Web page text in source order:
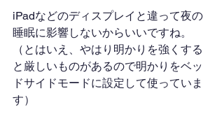
iPadなどのディスプレイと違って夜の
睡眠に影響しないからいいですね。
（とはいえ、やはり明かりを強くする
と厳しいものがあるので明かりをベッ
ドサイドモードに設定して使っていま
す）